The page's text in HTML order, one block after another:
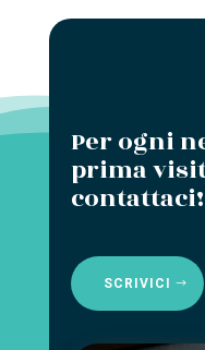
Per ogni
prima
contattaci!
SCRIVICI